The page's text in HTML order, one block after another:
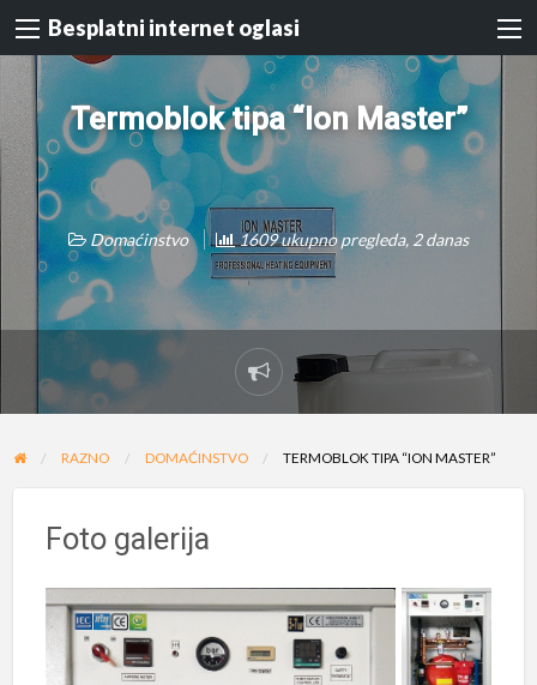
Besplatni internet oglasi
Termoblok tipa “Ion Master”
Domaćinstvo 1609 ukupno pregleda, 2 danas
Prijavi
problem
RAZNO DOMAĆINSTVO TERMOBLOK TIPA “ION MASTER”
Foto galerija